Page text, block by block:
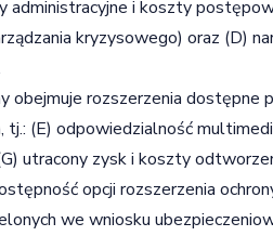
administracyjne i koszty
kryzysowego) oraz (D)
obejmuje rozszerzenia dostępne
(E) odpowiedzialność
utracony zysk i koszty
opcji rozszerzenia
we wniosku